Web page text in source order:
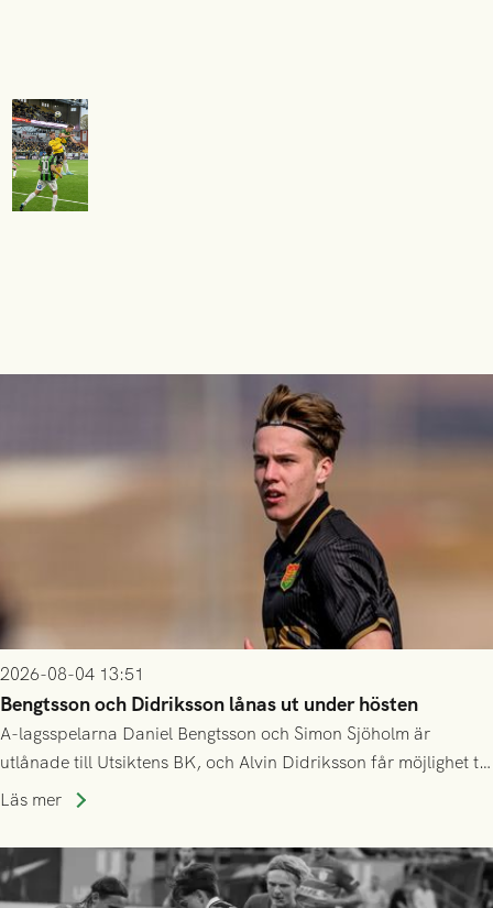
2026-08-04 13:51
Bengtsson och Didriksson lånas ut under hösten
A-lagsspelarna Daniel Bengtsson och Simon Sjöholm är
utlånade till Utsiktens BK, och Alvin Didriksson får möjlighet till
speltid i Hestrafors genom föreningssamarbete.
Läs mer